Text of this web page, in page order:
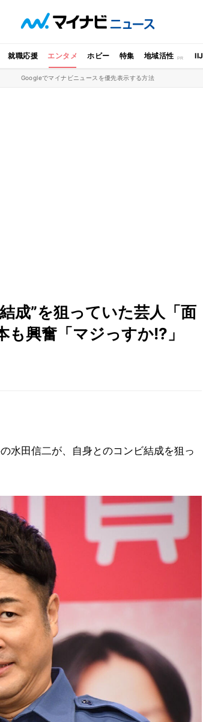
就職応援 エンタメ ホビー 特集 地域活性 IIJ
Googleでマイナビニュースを優先表示する方法
成”を狙っていた芸人「面
興奮「マジっすか!?」
水田信二が、自身とのコンビ結成を狙っ